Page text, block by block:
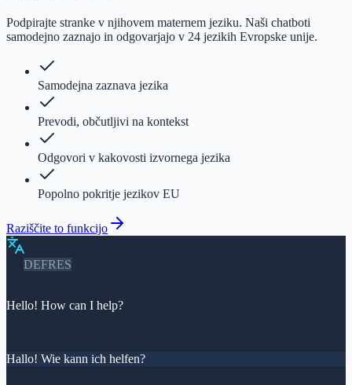
Podpirajte stranke v njihovem maternem jeziku. Naši chatboti
samodejno zaznajo in odgovarjajo v 24 jezikih Evropske unije.
Samodejna zaznava jezika
Prevodi, občutljivi na kontekst
Odgovori v kakovosti izvornega jezika
Popolno pokritje jezikov EU
Raziščite to funkcijo
DEFRES
Hello! How can I help?
Hallo! Wie kann ich helfen?